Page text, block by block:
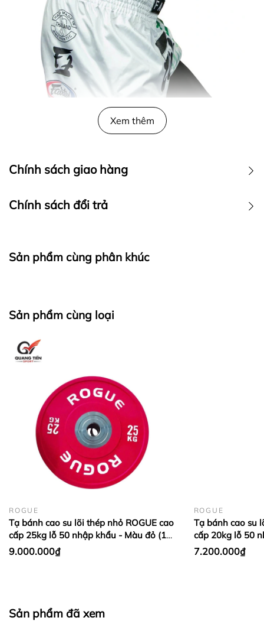
Xem thêm
Chính sách giao hàng
Chính sách đổi trả
Sản phẩm cùng phân khúc
Sản phẩm cùng loại
ROGUE
Tạ bánh cao su lõi thép nhỏ ROGUE cao
cấp 25kg lỗ 50 nhập khẩu - Màu đỏ (1
cặp)
9.000.000₫
ROGUE
Tạ bánh cao su
cấp 20kg lỗ 50
Dương (1 cặp)
7.200.000₫
Sản phẩm đã xem